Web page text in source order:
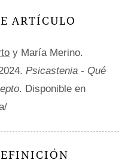
ARTÍCULO
y María Merino.
Psicastenia - Qué
. Disponible en